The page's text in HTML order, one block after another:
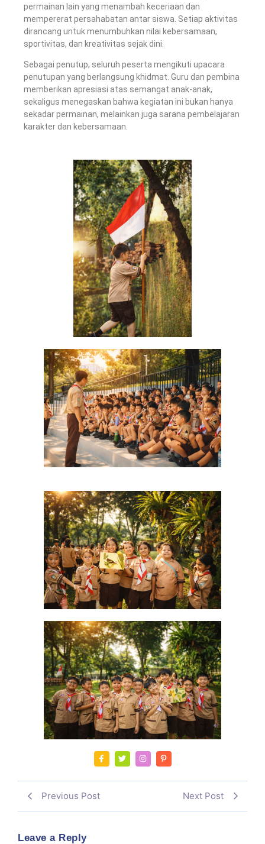
permainan lain yang menambah keceriaan dan
mempererat persahabatan antar siswa. Setiap aktivitas
dirancang untuk menumbuhkan nilai kebersamaan,
sportivitas, dan kreativitas sejak dini.
Sebagai penutup, seluruh peserta mengikuti upacara
penutupan yang berlangsung khidmat. Guru dan pembina
memberikan apresiasi atas semangat anak-anak,
sekaligus menegaskan bahwa kegiatan ini bukan hanya
sekadar permainan, melainkan juga sarana pembelajaran
karakter dan kebersamaan.
Previous Post Next Post
Leave a Reply